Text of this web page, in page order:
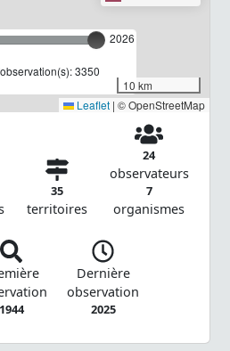
2026
3350
10 km
Leaflet | © OpenStreetMap
35
territoires
24
observateurs
7
organismes
1944
Dernière
observation
2025